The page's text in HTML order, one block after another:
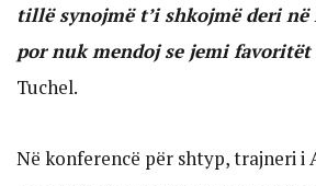
tillë synojmë t’i shkojmë deri
por nuk mendoj se jemi favoritët
Tuchel.
Në konferencë për shtyp, trajneri i